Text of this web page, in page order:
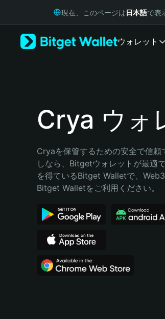
Русский
Bahasa Indonesia
Português (Brasil)
現在、このページは日本語で表
ウォレット
Crya ウォ
Cryaを保管するための安全で信
しなら、Bitgetウォレットが最適
を得ているBitget Walletで、
Bitget Walletをご利用ください。